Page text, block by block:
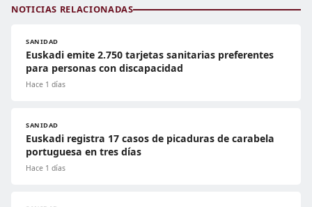
NOTICIAS RELACIONADAS
SANIDAD
Euskadi emite 2.750 tarjetas sanitarias preferentes
para personas con discapacidad
Hace 1 días
SANIDAD
Euskadi registra 17 casos de picaduras de carabela
portuguesa en tres días
Hace 1 días